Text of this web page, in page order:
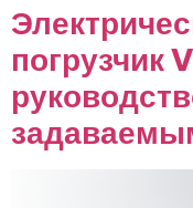
погрузчик